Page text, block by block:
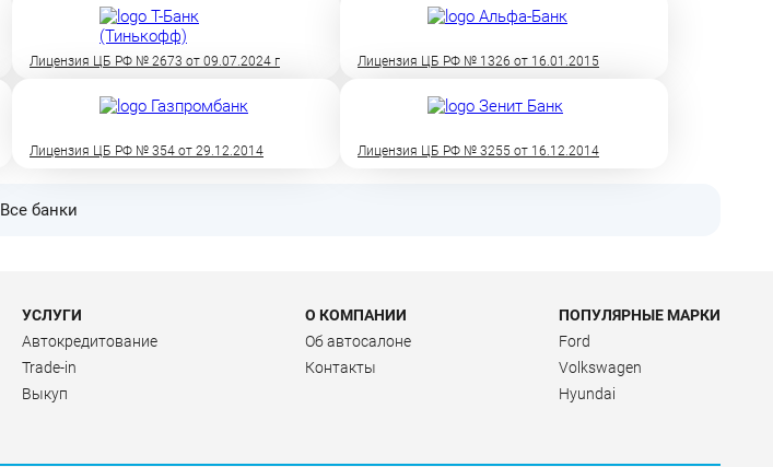
Лицензия ЦБ РФ № 2673 от 09.07.2024 г Лицензия ЦБ РФ № 1326 от 16.01.2015
Лицензия ЦБ РФ № 354 от 29.12.2014 Лицензия ЦБ РФ № 3255 от 16.12.2014
Все банки
УСЛУГИ
Автокредитование
Trade-in
Выкуп
О КОМПАНИИ
Об автосалоне
Контакты
ПОПУЛЯРНЫЕ МАРКИ
Ford
Volkswagen
Hyundai